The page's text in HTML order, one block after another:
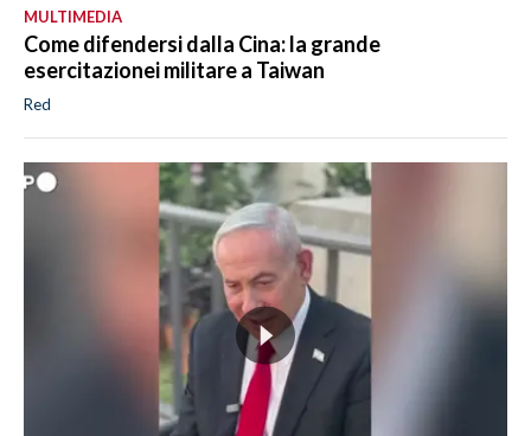
MULTIMEDIA
Come difendersi dalla Cina: la grande
esercitazionei militare a Taiwan
Red